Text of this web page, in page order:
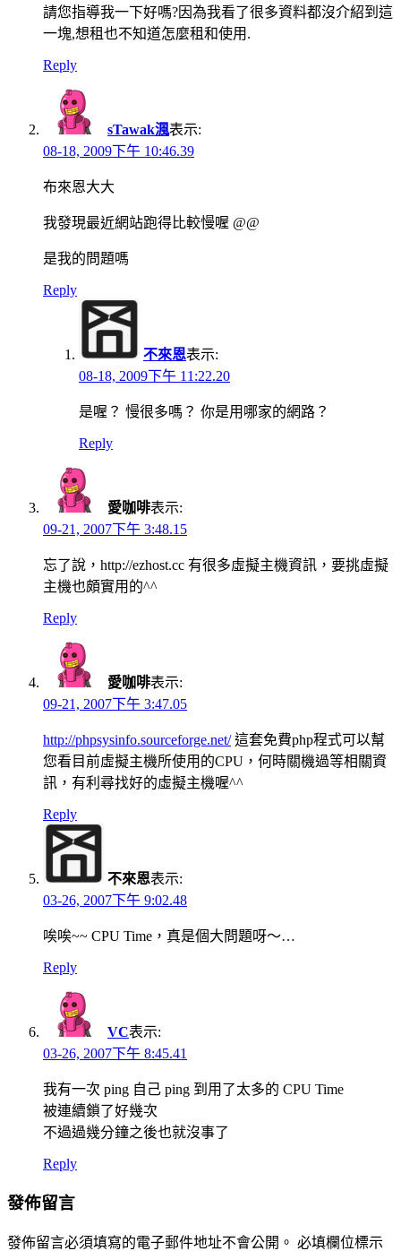
請您指導我一下好嗎?因為我看了很多資料都沒介紹到這
一塊,想租也不知道怎麼租和使用.
Reply
sTawak渢表示:
08-18, 2009下午 10:46.39
布來恩大大
我發現最近網站跑得比較慢喔 @@
是我的問題嗎
Reply
不來恩表示:
08-18, 2009下午 11:22.20
是喔？ 慢很多嗎？ 你是用哪家的網路？
Reply
愛咖啡表示:
09-21, 2007下午 3:48.15
忘了說，http://ezhost.cc 有很多虛擬主機資訊，要挑虛擬
主機也頗實用的^^
Reply
愛咖啡表示:
09-21, 2007下午 3:47.05
http://phpsysinfo.sourceforge.net/這套免費php程式可以幫
您看目前虛擬主機所使用的CPU，何時關機過等相關資
訊，有利尋找好的虛擬主機喔^^
Reply
不來恩表示:
03-26, 2007下午 9:02.48
唉唉~~ CPU Time，真是個大問題呀～…
Reply
VC表示:
03-26, 2007下午 8:45.41
我有一次 ping 自己 ping 到用了太多的 CPU Time
被連續鎖了好幾次
不過過幾分鐘之後也就沒事了
Reply
發佈留言
發佈留言必須填寫的電子郵件地址不會公開。 必填欄位標示